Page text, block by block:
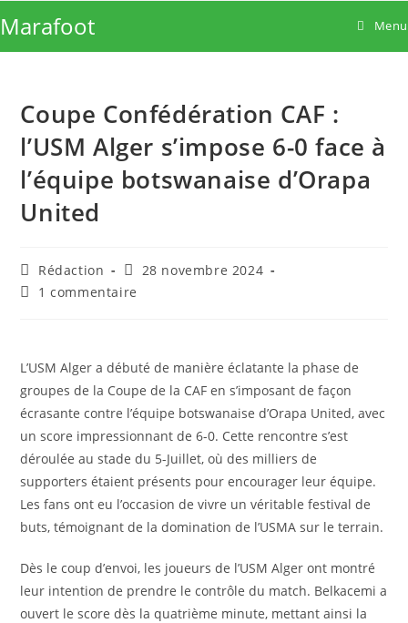
to
content
Marafoot Menu
Coupe Confédération CAF :
l’USM Alger s’impose 6-0 face à
l’équipe botswanaise d’Orapa
United
Auteur/autrice
de
Rédaction
Publication
publiée :
28 novembre 2024
Commentaires
1 commentaire
L’USM Alger a débuté de manière éclatante la phase de
groupes de la Coupe de la CAF en s’imposant de façon
écrasante contre l’équipe botswanaise d’Orapa United, avec
un score impressionnant de 6-0. Cette rencontre s’est
déroulée au stade du 5-Juillet, où des milliers de
supporters étaient présents pour encourager leur équipe.
Les fans ont eu l’occasion de vivre un véritable festival de
buts, témoignant de la domination de l’USMA sur le terrain.
Dès le coup d’envoi, les joueurs de l’USM Alger ont montré
leur intention de prendre le contrôle du match. Belkacemi a
ouvert le score dès la quatrième minute, mettant ainsi la